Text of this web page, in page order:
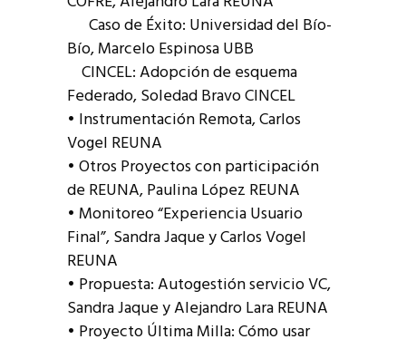
Caso de Éxito: Universidad del Bío-
Bío, Marcelo Espinosa UBB
CINCEL: Adopción de esquema
Federado, Soledad Bravo CINCEL
• Instrumentación Remota, Carlos
Vogel REUNA
• Otros Proyectos con participación
de REUNA, Paulina López REUNA
• Monitoreo “Experiencia Usuario
Final”, Sandra Jaque y Carlos Vogel
REUNA
• Propuesta: Autogestión servicio VC,
Sandra Jaque y Alejandro Lara REUNA
• Proyecto Última Milla: Cómo usar